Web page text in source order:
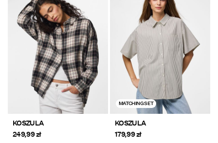
KOSZULA
249,99 zł
MATCHING SET
KOSZULA
179,99 zł